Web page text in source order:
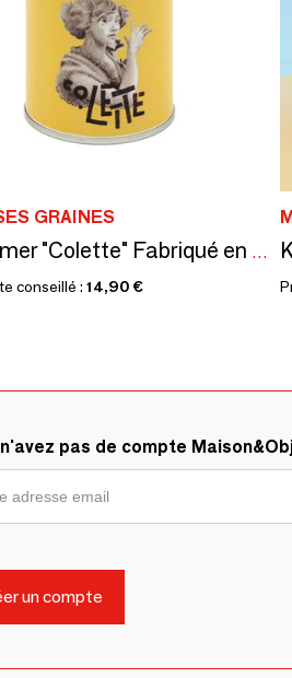
GRAINES
Kit à semer "Colette" Fabriqué en France, en collab avec Arts Dans la Peau
conseillé : 14,90 €
pas de compte